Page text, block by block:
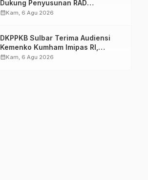
Dukung Penyusunan RAD
TPB/SDGs Sulawesi Barat
calendar_monthKam, 6 Agu 2026
DKPPKB Sulbar Terima Audiensi
Kemenko Kumham Imipas RI,
Perkuat Pelayanan Kesehatan bagi
calendar_monthKam, 6 Agu 2026